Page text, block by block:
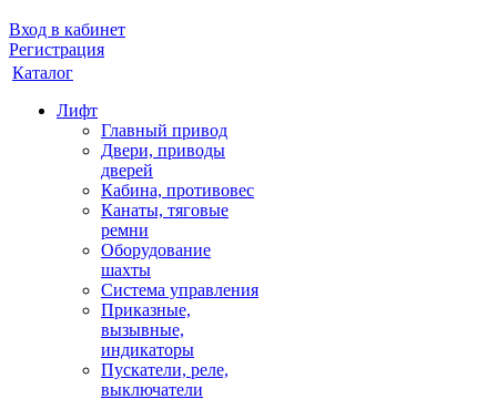
Вход в кабинет
Регистрация
Каталог
Лифт
Главный привод
Двери, приводы
дверей
Кабина, противовес
Канаты, тяговые
ремни
Оборудование
шахты
Система управления
Приказные,
вызывные,
индикаторы
Пускатели, реле,
выключатели